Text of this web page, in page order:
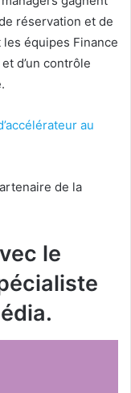
réservation et de
équipes Finance
d’un contrôle
au
de la
le